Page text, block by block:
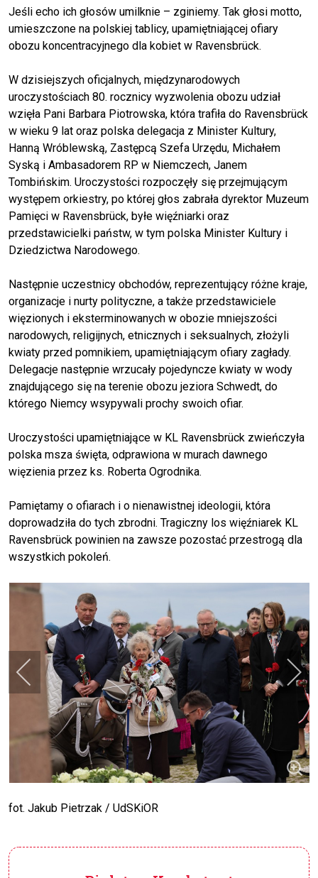
Jeśli echo ich głosów umilknie – zginiemy. Tak głosi motto,
umieszczone na polskiej tablicy, upamiętniającej ofiary
obozu koncentracyjnego dla kobiet w Ravensbrück.
W dzisiejszych oficjalnych, międzynarodowych
uroczystościach 80. rocznicy wyzwolenia obozu udział
wzięła Pani Barbara Piotrowska, która trafiła do Ravensbrück
w wieku 9 lat oraz polska delegacja z Minister Kultury,
Hanną Wróblewską, Zastępcą Szefa Urzędu, Michałem
Syską i Ambasadorem RP w Niemczech, Janem
Tombińskim. Uroczystości rozpoczęły się przejmującym
występem orkiestry, po której głos zabrała dyrektor Muzeum
Pamięci w Ravensbrück, byłe więźniarki oraz
przedstawicielki państw, w tym polska Minister Kultury i
Dziedzictwa Narodowego.
Następnie uczestnicy obchodów, reprezentujący różne kraje,
organizacje i nurty polityczne, a także przedstawiciele
więzionych i eksterminowanych w obozie mniejszości
narodowych, religijnych, etnicznych i seksualnych, złożyli
kwiaty przed pomnikiem, upamiętniającym ofiary zagłady.
Delegacje następnie wrzucały pojedyncze kwiaty w wody
znajdującego się na terenie obozu jeziora Schwedt, do
którego Niemcy wsypywali prochy swoich ofiar.
Uroczystości upamiętniające w KL Ravensbrück zwieńczyła
polska msza święta, odprawiona w murach dawnego
więzienia przez ks. Roberta Ogrodnika.
Pamiętamy o ofiarach i o nienawistnej ideologii, która
doprowadziła do tych zbrodni. Tragiczny los więźniarek KL
Ravensbrück powinien na zawsze pozostać przestrogą dla
wszystkich pokoleń.
fot. Jakub Pietrzak / UdSKiOR